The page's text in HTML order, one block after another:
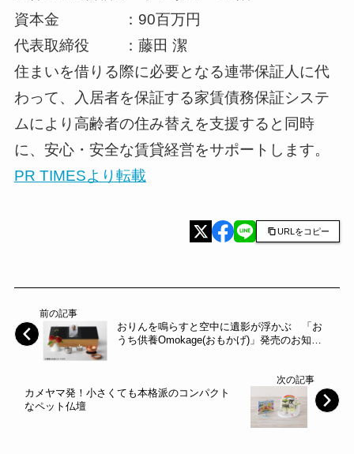
資本金 ：90百万円
代表取締役 ：藤田 潔
住まいを借りる際に必要となる連帯保証人に代
わって、入居者を保証する家賃債務保証システ
ムにより高齢者の住み替えを支援すると同時
に、安心・安全な賃貸経営をサポートします。
PR TIMESより転載
URLをコピー
前の記事
おりんを鳴らすと空中に遺影が浮かぶ 「お
うち供養Omokage(おもかげ)」発売のお知ら
次の記事
カメヤマ発！小さくても本格派のコンパクト
なペット仏壇